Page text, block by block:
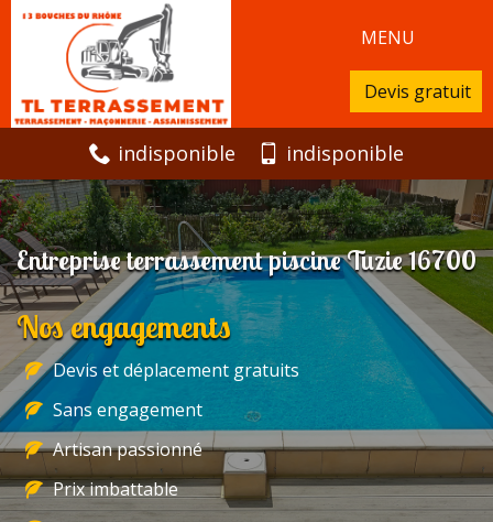
MENU
Devis gratuit
indisponible indisponible
Entreprise terrassement piscine Tuzie 16700
Nos engagements
Devis et déplacement gratuits
Sans engagement
Artisan passionné
Prix imbattable